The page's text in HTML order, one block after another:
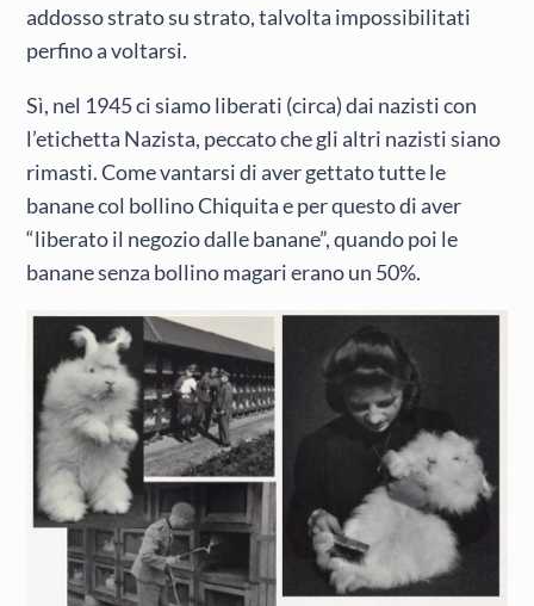
addosso strato su strato, talvolta impossibilitati
perfino a voltarsi.
Sì, nel 1945 ci siamo liberati (circa) dai nazisti con
l’etichetta Nazista, peccato che gli altri nazisti siano
rimasti. Come vantarsi di aver gettato tutte le
banane col bollino Chiquita e per questo di aver
“liberato il negozio dalle banane”, quando poi le
banane senza bollino magari erano un 50%.